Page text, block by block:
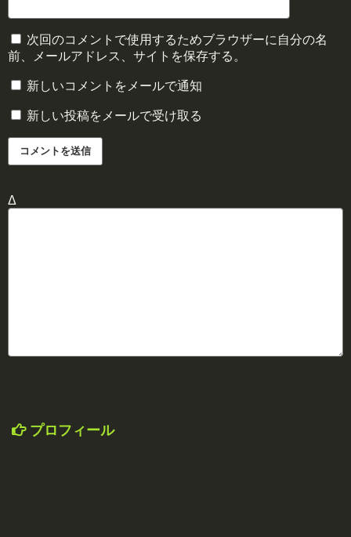
次回のコメントで使用するためブラウザーに自分の名
前、メールアドレス、サイトを保存する。
新しいコメントをメールで通知
新しい投稿をメールで受け取る
Δ
プロフィール